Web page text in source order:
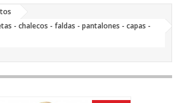
+
- chalecos - faldas - pantalones - capas -